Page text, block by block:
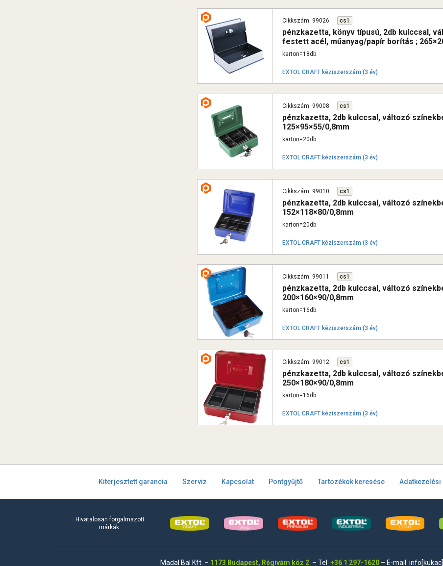
Cikkszám: 99026 cs1
pénzkazetta, könyv típusú, 2db kulccsal,
festett acél, műanyag/papír borítás ;
karton=18db
EXTOL CRAFT kéziszerszám (3 év)
Cikkszám: 99008 cs1
pénzkazetta, 2db kulccsal, változó
125×95×55/0,8mm
karton=20db
EXTOL CRAFT kéziszerszám (3 év)
Cikkszám: 99010 cs1
pénzkazetta, 2db kulccsal, változó
152×118×80/0,8mm
karton=20db
EXTOL CRAFT kéziszerszám (3 év)
Cikkszám: 99011 cs1
pénzkazetta, 2db kulccsal, változó
200×160×90/0,8mm
karton=16db
EXTOL CRAFT kéziszerszám (3 év)
Cikkszám: 99012 cs1
pénzkazetta, 2db kulccsal, változó
250×180×90/0,8mm
karton=16db
EXTOL CRAFT kéziszerszám (3 év)
Kiterjesztett garancia Szerviz Kapcsolat Pontgyűjtő Tartozékok keresése Adatkezelési
Hivatalosan forgalmazott
márkák:
Madal Bal Kft. – 1173 Budapest, Régivám köz 2 . – Tel: +36 1 297-1620 – E-mail: